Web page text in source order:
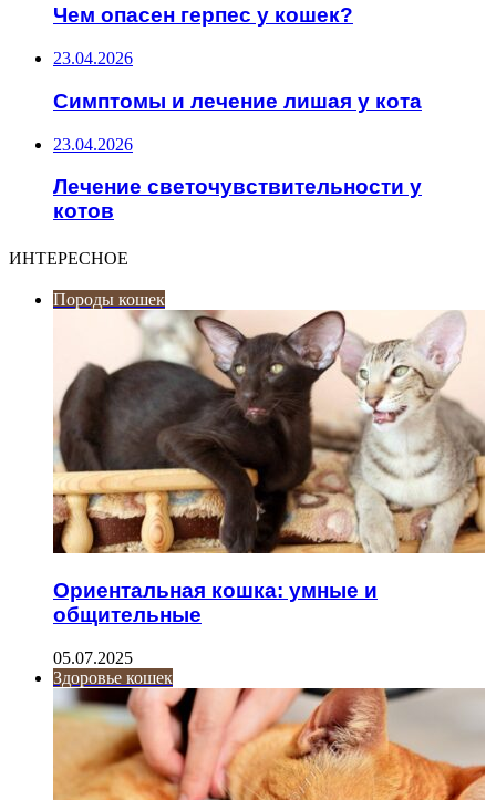
Чем опасен герпес у кошек?
23.04.2026
Симптомы и лечение лишая у кота
23.04.2026
Лечение светочувствительности у
котов
ИНТЕРЕСНОЕ
Породы кошек
Ориентальная кошка: умные и
общительные
05.07.2025
Здоровье кошек